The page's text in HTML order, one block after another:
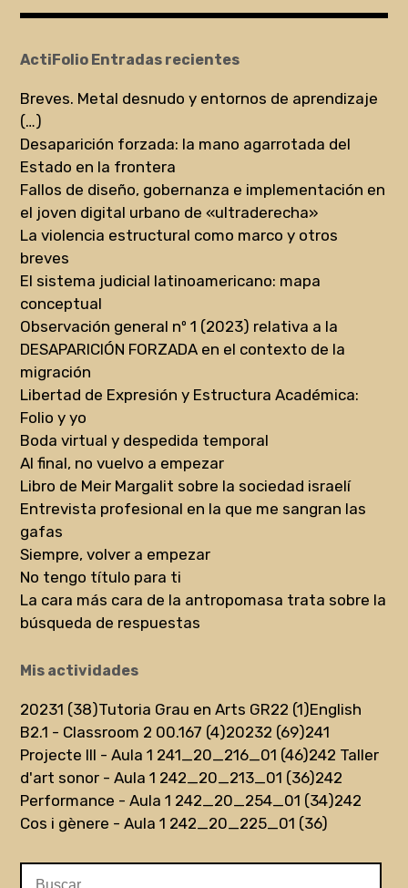
ActiFolio Entradas recientes
Breves. Metal desnudo y entornos de aprendizaje
(…)
Desaparición forzada: la mano agarrotada del
Estado en la frontera
Fallos de diseño, gobernanza e implementación en
el joven digital urbano de «ultraderecha»
La violencia estructural como marco y otros
breves
El sistema judicial latinoamericano: mapa
conceptual
Observación general nº 1 (2023) relativa a la
DESAPARICIÓN FORZADA en el contexto de la
migración
Libertad de Expresión y Estructura Académica:
Folio y yo
Boda virtual y despedida temporal
Al final, no vuelvo a empezar
Libro de Meir Margalit sobre la sociedad israelí
Entrevista profesional en la que me sangran las
gafas
Siempre, volver a empezar
No tengo título para ti
La cara más cara de la antropomasa trata sobre la
búsqueda de respuestas
Mis actividades
20231 (38)Tutoria Grau en Arts GR22 (1)English
B2.1 - Classroom 2 00.167 (4)20232 (69)241
Projecte III - Aula 1 241_20_216_01 (46)242 Taller
d'art sonor - Aula 1 242_20_213_01 (36)242
Performance - Aula 1 242_20_254_01 (34)242
Cos i gènere - Aula 1 242_20_225_01 (36)